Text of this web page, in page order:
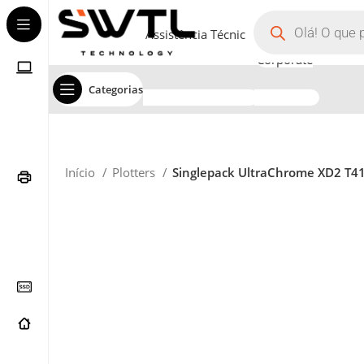
Categorias
Assistência Técnica
Corporate
Início Plotters Singlepack UltraChrome XD2